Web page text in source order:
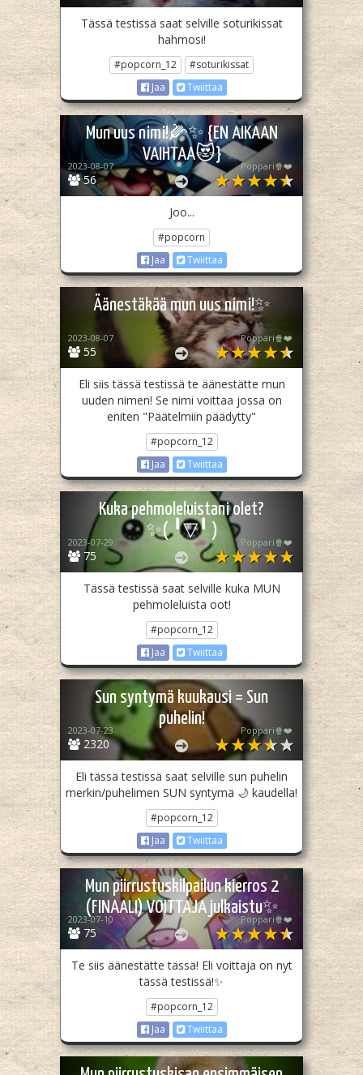
Tässä testissä saat selville soturikissat
hahmosi!
#popcorn_12
#soturikissat
Jaa
Twiittaa
Mun uus nimi!🌽✨ {EN AIKAAN
VAIHTAA😻}
56
2023-08-07 Poppari🍿❤️
Joo...
#popcorn
Jaa
Twiittaa
Äänestäkää mun uus nimi!✨
55
2023-08-07 Poppari🍿❤️
Eli siis tässä testissä te äänestätte mun
uuden nimen! Se nimi voittaa jossa on
eniten "Päätelmiin päädytty"
#popcorn_12
Jaa
Twiittaa
Kuka pehmoleluistani olet?
✨(⁠ ⁠╹⁠▽⁠╹⁠ ⁠)
75
2023-07-29 Poppari🍿❤️
Tässä testissä saat selville kuka MUN
pehmoleluista oot!
#popcorn_12
Jaa
Twiittaa
Sun syntymä kuukausi = Sun
puhelin!
2320
2023-07-23 Poppari🍿❤️
Eli tässä testissä saat selville sun puhelin
merkin/puhelimen SUN syntymä 🌙 kaudella!
#popcorn_12
Jaa
Twiittaa
Mun piirrustuskilpailun kierros 2
(FINAALI) VOITTAJA julkaistu✨
75
2023-07-10 Poppari🍿❤️
Te siis äänestätte tässä! Eli voittaja on nyt
tässä testissä!✨
#popcorn_12
Jaa
Twiittaa